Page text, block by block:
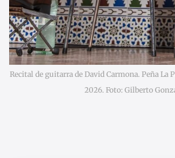
Recital de guitarra de David Carmona. Peña La
2026. Foto: Gilberto